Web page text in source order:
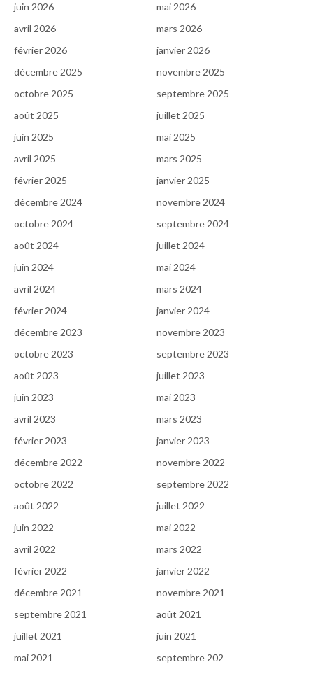
juin 2026
mai 2026
avril 2026
mars 2026
février 2026
janvier 2026
décembre 2025
novembre 2025
octobre 2025
septembre 2025
août 2025
juillet 2025
juin 2025
mai 2025
avril 2025
mars 2025
février 2025
janvier 2025
décembre 2024
novembre 2024
octobre 2024
septembre 2024
août 2024
juillet 2024
juin 2024
mai 2024
avril 2024
mars 2024
février 2024
janvier 2024
décembre 2023
novembre 2023
octobre 2023
septembre 2023
août 2023
juillet 2023
juin 2023
mai 2023
avril 2023
mars 2023
février 2023
janvier 2023
décembre 2022
novembre 2022
octobre 2022
septembre 2022
août 2022
juillet 2022
juin 2022
mai 2022
avril 2022
mars 2022
février 2022
janvier 2022
décembre 2021
novembre 2021
septembre 2021
août 2021
juillet 2021
juin 2021
mai 2021
septembre 202